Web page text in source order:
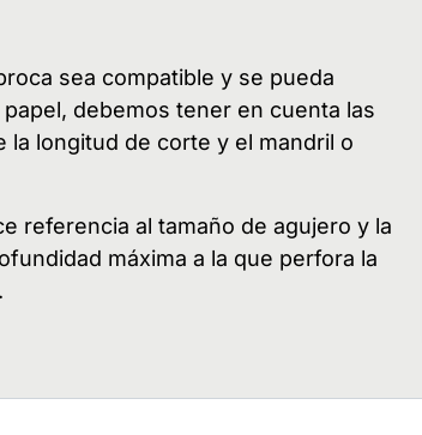
sea compatible y se pueda
debemos tener en cuenta las
la longitud de corte y el mandril o
referencia al tamaño de agujero y la
máxima a la que perfora la